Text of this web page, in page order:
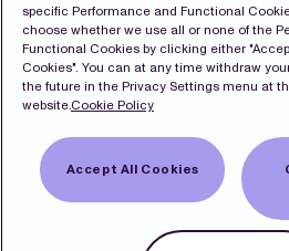
specific Performance and Functional
choose whether we use all or none of the
Functional Cookies by clicking either
Cookies". You can at any time withdraw
the future in the Privacy Settings menu at
website.Cookie Policy
Accept All Cookies